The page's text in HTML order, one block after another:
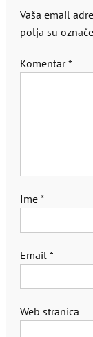
Vaša email
polja su
Komentar*
Ime *
Email *
Web stranica